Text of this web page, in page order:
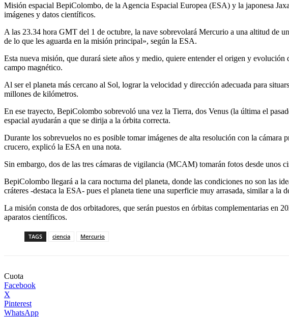
Misión espacial BepiColombo, de la Agencia Espacial Europea (ESA) y la japonesa
imágenes y datos científicos.
A las 23.34 hora GMT del 1 de octubre, la nave sobrevolará Mercurio a una altitud de
de lo que les aguarda en la misión principal», según la ESA.
Esta nueva misión, que durará siete años y medio, quiere entender el origen y
campo magnético.
Al ser el planeta más cercano al Sol, lograr la velocidad y dirección adecuada para
millones de kilómetros.
En ese trayecto, BepiColombo sobrevoló una vez la Tierra, dos Venus (la última el
espacial ayudarán a que se dirija a la órbita correcta.
Durante los sobrevuelos no es posible tomar imágenes de alta resolución con la
crucero, explicó la ESA en una nota.
Sin embargo, dos de las tres cámaras de vigilancia (MCAM) tomarán fotos desde unos
BepiColombo llegará a la cara nocturna del planeta, donde las condiciones no son las
cráteres -destaca la ESA- pues el planeta tiene una superficie muy arrasada, similar a la
La misión consta de dos orbitadores, que serán puestos en órbitas complementarias en
aparatos científicos.
TAGS ciencia Mercurio
Cuota
Facebook
X
Pinterest
WhatsApp